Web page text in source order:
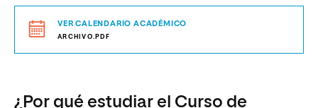
VER CALENDARIO ACADÉMICO
ARCHIVO.PDF
¿Por qué estudiar el Curso de